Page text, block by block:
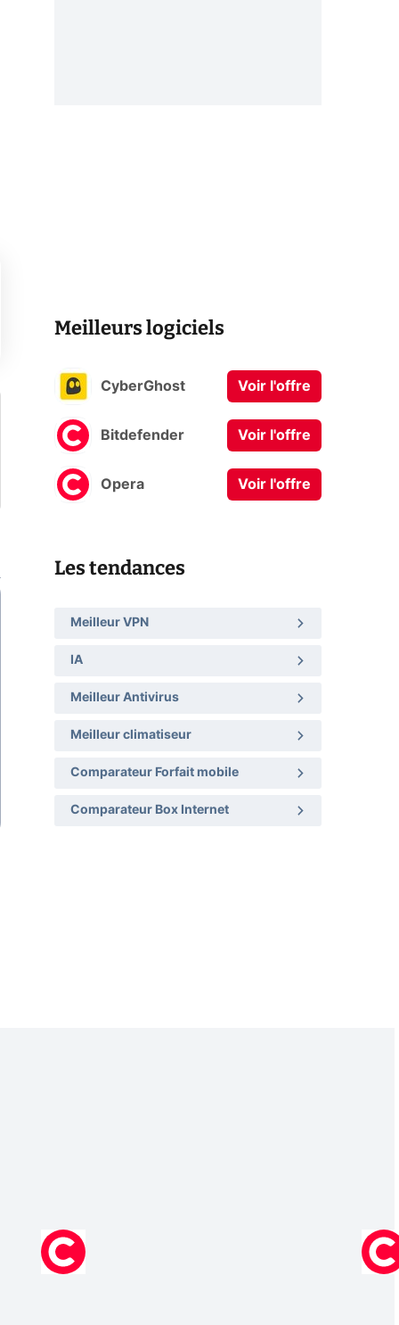
Meilleurs logiciels
CyberGhost Voir l'offre
Bitdefender Voir l'offre
Opera Voir l'offre
Les tendances
Meilleur VPN
IA
Meilleur Antivirus
Meilleur climatiseur
Comparateur Forfait mobile
Comparateur Box Internet